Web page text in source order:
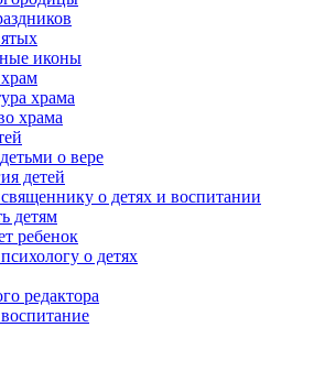
иконы
храма
храма
о вере
детей
о детях и воспитании
детям
ребенок
о детях
редактора